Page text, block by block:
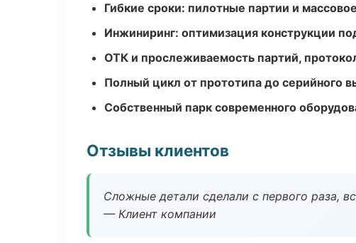
Гибкие сроки: пилотные партии и
Инжиниринг: оптимизация конструкции
ОТК и прослеживаемость партий,
Полный цикл от прототипа до серийного
Собственный парк современного
Отзывы клиентов
Сложные детали сделали с первого раза,
— Клиент компании